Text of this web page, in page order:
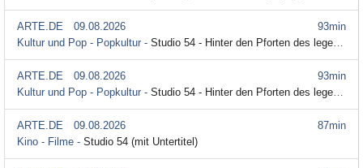
93min
ARTE.DE
09.08.2026
Kultur und Pop - Popkultur - Studio 54 - Hinter den Pforten des legendären Clubs
93min
ARTE.DE
09.08.2026
Kultur und Pop - Popkultur - Studio 54 - Hinter den Pforten des legendären Clubs (Originalversion mit Untertitel)
87min
ARTE.DE
09.08.2026
Kino - Filme - Studio 54 (mit Untertitel)